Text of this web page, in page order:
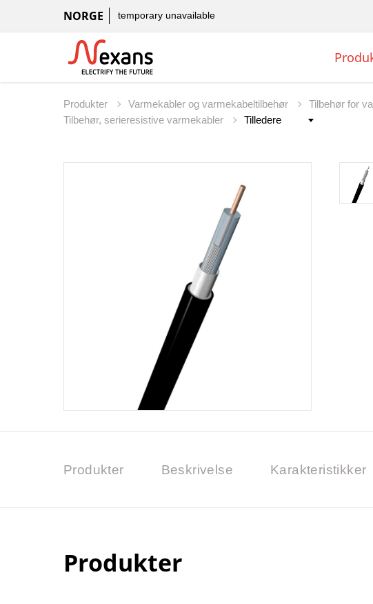
NORGE temporary unavailable
Produkter Varmekabler og varmekabeltilbehør
Tilbehør for
Tilbehør, serieresistive varmekabler
Produkter Beskrivelse Karakteristikker
Produkter